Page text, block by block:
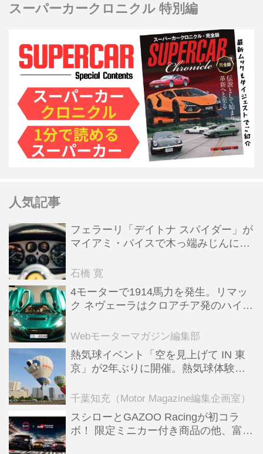
スーパーカークロニクル 特別編
人気記事
フェラーリ「デイトナ スパイダー」が
マイアミ・バイスで木っ端みじんにな
石橋 寛
4モーターで1914馬力を発生。リマッ
ク ネヴェーラはクロアチア発のハイパ
全版／115】
Webモーターマガジン編集部
熱気球イベント「空を見上げて IN 東
京」が2年ぶりに開催。熱気球体験搭
ンテンツも
千葉知充（Motor Magazine編集企画室）
スシローとGAZOO Racingが初コラ
ボ！ 限定ミニカー付き商品の他、富士